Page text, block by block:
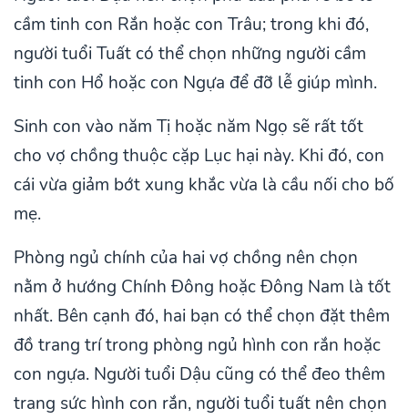
cầm tinh con Rắn hoặc con Trâu; trong khi đó,
người tuổi Tuất có thể chọn những người cầm
tinh con Hổ hoặc con Ngựa để đỡ lễ giúp mình.
Sinh con vào năm Tị hoặc năm Ngọ sẽ rất tốt
cho vợ chồng thuộc cặp Lục hại này. Khi đó, con
cái vừa giảm bớt xung khắc vừa là cầu nối cho bố
mẹ.
Phòng ngủ chính của hai vợ chồng nên chọn
nằm ở hướng Chính Đông hoặc Đông Nam là tốt
nhất. Bên cạnh đó, hai bạn có thể chọn đặt thêm
đồ trang trí trong phòng ngủ hình con rắn hoặc
con ngựa. Người tuổi Dậu cũng có thể đeo thêm
trang sức hình con rắn, người tuổi tuất nên chọn